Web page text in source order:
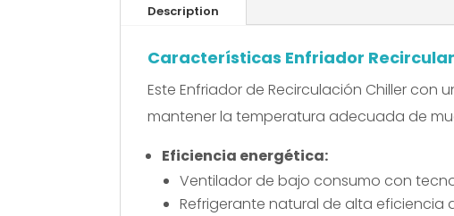
Description
Características Enfriador
Este Enfriador de Recirculación Chiller
mantener la temperatura adecuada de
Eficiencia energética:
Ventilador de bajo consumo con
Refrigerante natural de alta eficiencia